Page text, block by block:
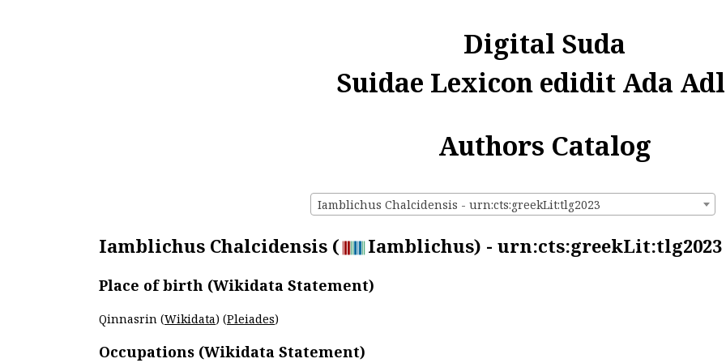
Digital Suda
Suidae Lexicon edidit Ada
Authors Catalog
Iamblichus Chalcidensis - urn:cts:greekLit:tlg2023
Iamblichus Chalcidensis ( Iamblichus) - urn:cts:greekLit:tlg2023
Place of birth (Wikidata Statement)
Qinnasrin (Wikidata) (Pleiades)
Occupations (Wikidata Statement)